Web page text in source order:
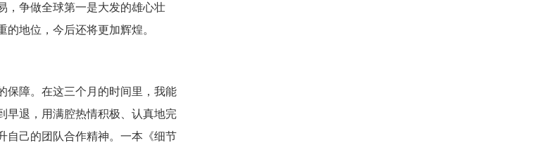
，争做全球第一是大发的雄心壮
地位，今后还将更加辉煌。
障。在这三个月的时间里，我能
早退，用满腔热情积极、认真地完
自己的团队合作精神。一本《细节